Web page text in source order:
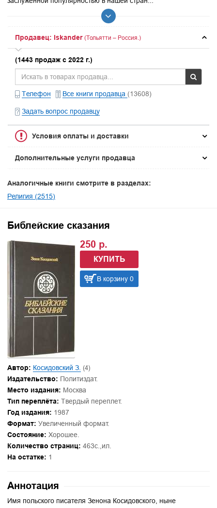
Продавец: Iskander (Тольятти – Россия.)
(1443 продаж с 2022 г.)
Телефон Все книги продавца (13608)
Задать вопрос продавцу
Условия оплаты и доставки
Дополнительные услуги продавца
Аналогичные книги смотрите в разделах:
Религия (2515)
Библейские сказания
250 р.
КУПИТЬ
В корзину 0
Автор: Косидовский З. (4)
Издательство: Политиздат.
Место издания: Москва
Тип переплёта: Твердый переплет.
Год издания: 1987
Формат: Увеличенный формат.
Состояние: Хорошее.
Количество страниц: 463с.,ил.
На остатке: 1
Аннотация
Имя польского писателя Зенона Косидовского, ныне